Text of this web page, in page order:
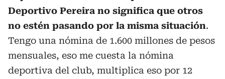
Deportivo Pereira no significa que otros
no estén pasando por la misma situación.
Tengo una nómina de 1.600 millones de pesos
mensuales, eso me cuesta la nómina
deportiva del club, multiplica eso por 12